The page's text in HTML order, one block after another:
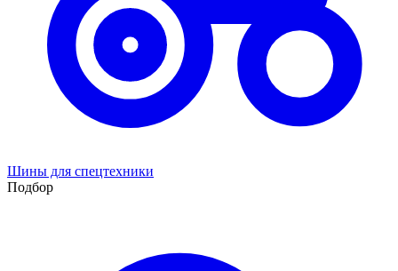
Шины для спецтехники
Подбор